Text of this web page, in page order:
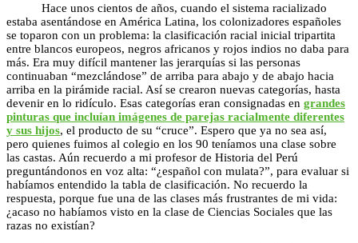
Hace unos cientos de años, cuando el sistema racializado
estaba asentándose en América Latina, los colonizadores españoles
se toparon con un problema: la clasificación racial inicial tripartita
entre blancos europeos, negros africanos y rojos indios no daba para
más. Era muy difícil mantener las jerarquías si las personas
continuaban “mezclándose” de arriba para abajo y de abajo hacia
arriba en la pirámide racial. Así se crearon nuevas categorías, hasta
devenir en lo ridículo. Esas categorías eran consignadas en grandes
pinturas que incluían imágenes de parejas racialmente diferentes
y sus hijos, el producto de su “cruce”. Espero que ya no sea así,
pero quienes fuimos al colegio en los 90 teníamos una clase sobre
las castas. Aún recuerdo a mi profesor de Historia del Perú
preguntándonos en voz alta: “¿español con mulata?”, para evaluar si
habíamos entendido la tabla de clasificación. No recuerdo la
respuesta, porque fue una de las clases más frustrantes de mi vida:
¿acaso no habíamos visto en la clase de Ciencias Sociales que las
razas no existían?